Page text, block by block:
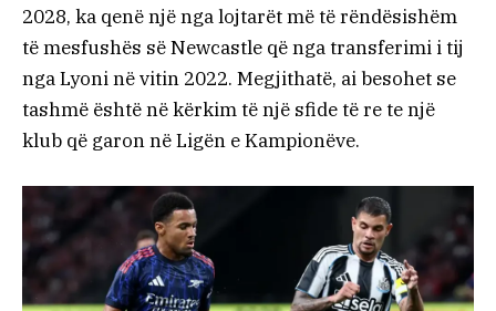
2028, ka qenë një nga lojtarët më të rëndësishëm
të mesfushës së Newcastle që nga transferimi i tij
nga Lyoni në vitin 2022. Megjithatë, ai besohet se
tashmë është në kërkim të një sfide të re te një
klub që garon në Ligën e Kampionëve.